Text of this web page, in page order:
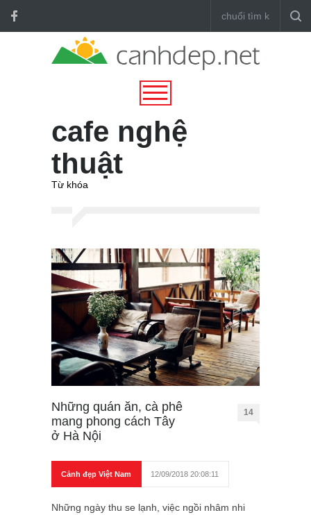
cafe nghệ
thuật
Từ khóa
Những quán ăn, cà phê
mang phong cách Tây
ở Hà Nội
14
Cảnh đẹp Việt Nam 12/09/2018 20:08:11
Những ngày thu se lạnh, việc ngồi nhâm nhi